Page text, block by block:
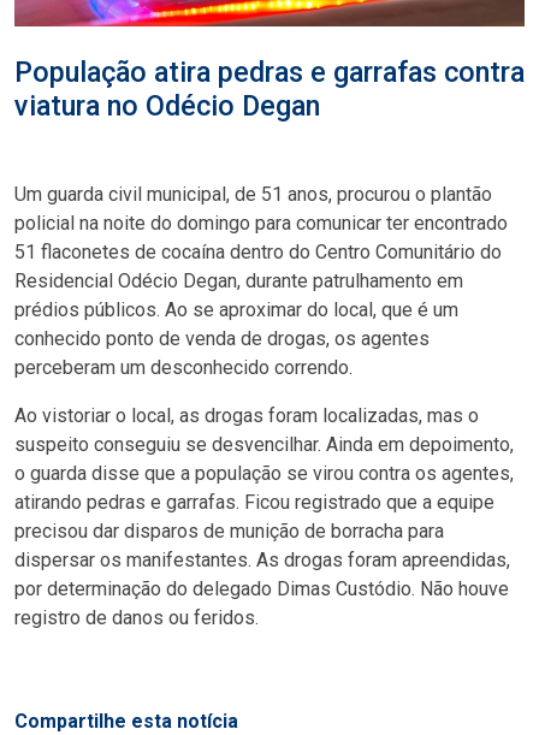
População atira pedras e garrafas contra
viatura no Odécio Degan
Um guarda civil municipal, de 51 anos, procurou o plantão
policial na noite do domingo para comunicar ter encontrado
51 flaconetes de cocaína dentro do Centro Comunitário do
Residencial Odécio Degan, durante patrulhamento em
prédios públicos. Ao se aproximar do local, que é um
conhecido ponto de venda de drogas, os agentes
perceberam um desconhecido correndo.
Ao vistoriar o local, as drogas foram localizadas, mas o
suspeito conseguiu se desvencilhar. Ainda em depoimento,
o guarda disse que a população se virou contra os agentes,
atirando pedras e garrafas. Ficou registrado que a equipe
precisou dar disparos de munição de borracha para
dispersar os manifestantes. As drogas foram apreendidas,
por determinação do delegado Dimas Custódio. Não houve
registro de danos ou feridos.
Compartilhe esta notícia